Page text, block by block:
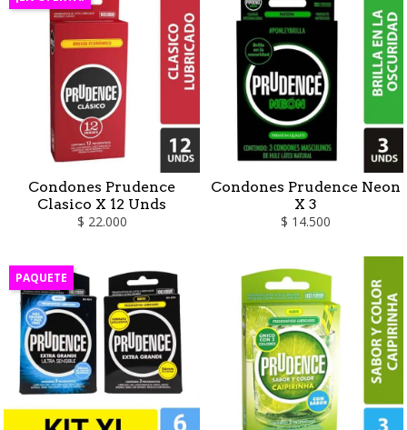
Condones Prudence
Clasico X 12 Unds
$ 22.000
Condones Prudence Neon
X 3
$ 14.500
PAQUETE